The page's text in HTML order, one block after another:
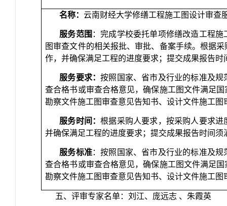
名称：云南财经大学修缮工程施工图设计审查
服务范围 ：完成学校委托单项修缮改造工程
图审查文件的相关报批、审批、备案手续。根据
作，并确保满足工程的进度要求；提交成果报告时
服务要求：按照国家、省市及行业的标准及
查合格书或审查合格意见，确保施工图文件满足
勘察文件施工图审查意见告知书、设计文件施工
服务时间：根据采购人要求，按采购人要求
并确保满足工程的进度要求；提交成果报告时间须
服务标准：按照国家、省市及行业的标准及
查合格书或审查合格意见，确保施工图文件满足
勘察文件施工图审查意见告知书、设计文件施工
五、评审专家名单： 刘江、庞远志 、朱霞英